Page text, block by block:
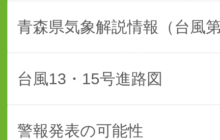
青森県気象解説情報（台風
台風13・15号進路図
警報発表の可能性